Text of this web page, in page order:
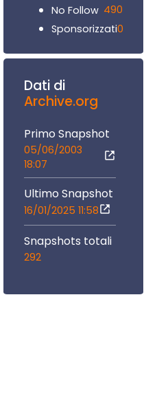
No Follow 490
Sponsorizzati0
Dati di
Archive.org
Primo Snapshot
05/06/2003
18:07
Ultimo Snapshot
16/01/2025 11:58
Snapshots totali
292